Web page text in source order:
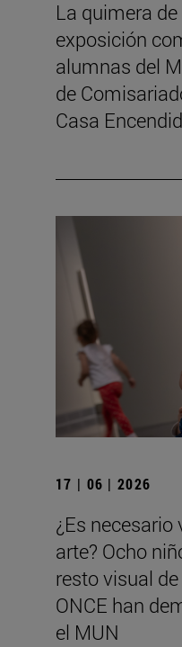
La quimera
exposición
alumnas del
de
Casa
17 | 06 | 2026
¿Es necesario
arte? Ocho
resto visual
ONCE han
el MUN